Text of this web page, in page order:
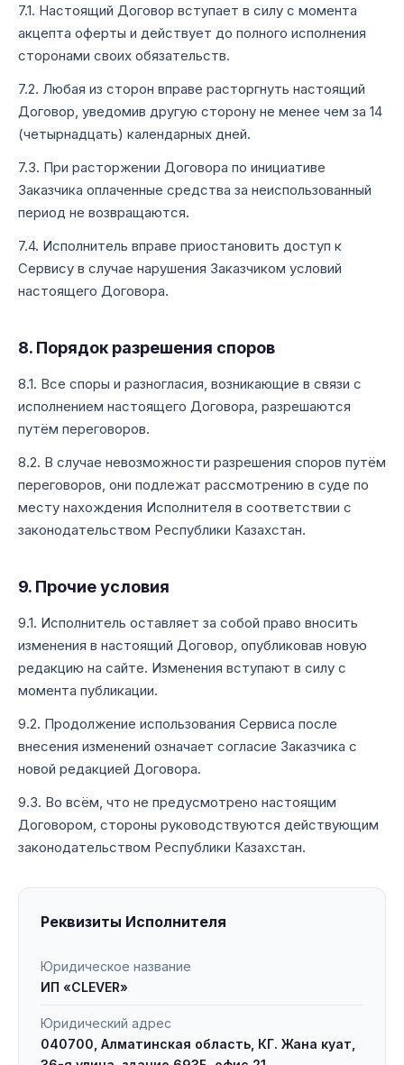
7.1. Настоящий Договор вступает в силу с момента
акцепта оферты и действует до полного исполнения
сторонами своих обязательств.
7.2. Любая из сторон вправе расторгнуть настоящий
Договор, уведомив другую сторону не менее чем за 14
(четырнадцать) календарных дней.
7.3. При расторжении Договора по инициативе
Заказчика оплаченные средства за неиспользованный
период не возвращаются.
7.4. Исполнитель вправе приостановить доступ к
Сервису в случае нарушения Заказчиком условий
настоящего Договора.
8. Порядок разрешения споров
8.1. Все споры и разногласия, возникающие в связи с
исполнением настоящего Договора, разрешаются
путём переговоров.
8.2. В случае невозможности разрешения споров путём
переговоров, они подлежат рассмотрению в суде по
месту нахождения Исполнителя в соответствии с
законодательством Республики Казахстан.
9. Прочие условия
9.1. Исполнитель оставляет за собой право вносить
изменения в настоящий Договор, опубликовав новую
редакцию на сайте. Изменения вступают в силу с
момента публикации.
9.2. Продолжение использования Сервиса после
внесения изменений означает согласие Заказчика с
новой редакцией Договора.
9.3. Во всём, что не предусмотрено настоящим
Договором, стороны руководствуются действующим
законодательством Республики Казахстан.
Реквизиты Исполнителя
Юридическое название
ИП «CLEVER»
Юридический адрес
040700, Алматинская область, КГ. Жана куат,